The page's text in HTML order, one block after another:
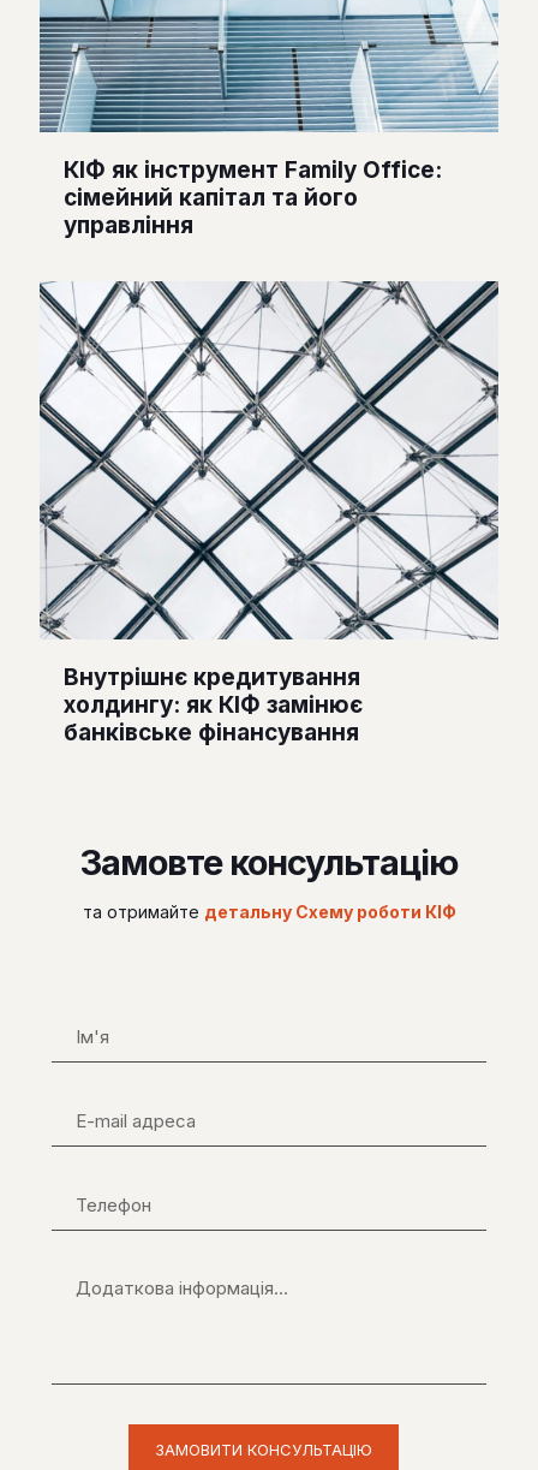
КІФ як інструмент Family Office:
сімейний капітал та його
управління
Внутрішнє кредитування
холдингу: як КІФ замінює
банківське фінансування
Замовте консультацію
та отримайте детальну Схему роботи КІФ